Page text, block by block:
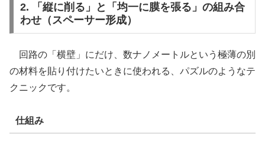
2. 「縦に削る」と「均一に膜を張る」の組み合
わせ（スペーサー形成）
回路の「横壁」にだけ、数ナノメートルという極薄の別
の材料を貼り付けたいときに使われる、パズルのようなテ
クニックです。
仕組み